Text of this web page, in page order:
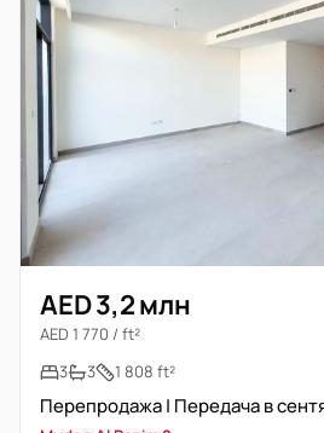
AED 3,2 млн
AED 1 770 / ft²
3
3 1 808 ft²